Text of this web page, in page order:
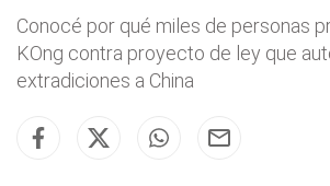
Conocé por qué miles de personas
KOng contra proyecto de ley que
extradiciones a China